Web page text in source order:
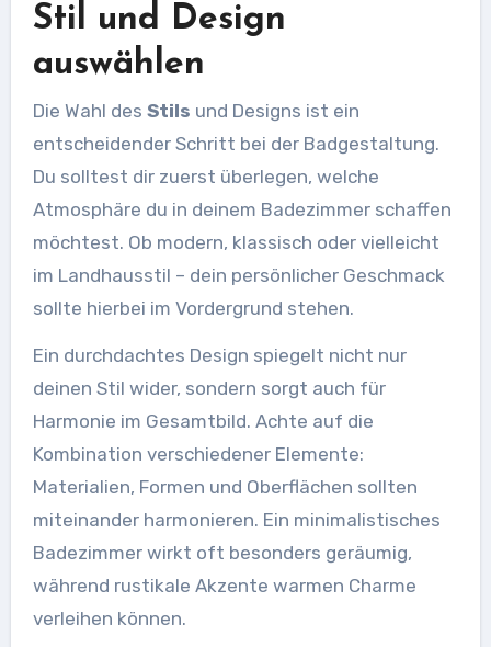
Stil und Design
auswählen
Die Wahl des Stils und Designs ist ein
entscheidender Schritt bei der Badgestaltung.
Du solltest dir zuerst überlegen, welche
Atmosphäre du in deinem Badezimmer schaffen
möchtest. Ob modern, klassisch oder vielleicht
im Landhausstil – dein persönlicher Geschmack
sollte hierbei im Vordergrund stehen.
Ein durchdachtes Design spiegelt nicht nur
deinen Stil wider, sondern sorgt auch für
Harmonie im Gesamtbild. Achte auf die
Kombination verschiedener Elemente:
Materialien, Formen und Oberflächen sollten
miteinander harmonieren. Ein minimalistisches
Badezimmer wirkt oft besonders geräumig,
während rustikale Akzente warmen Charme
verleihen können.